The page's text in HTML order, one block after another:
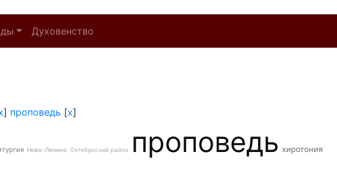
Духовенство
] проповедь [x]
Ново-Ленино Октябрьский район проповедь хиротония